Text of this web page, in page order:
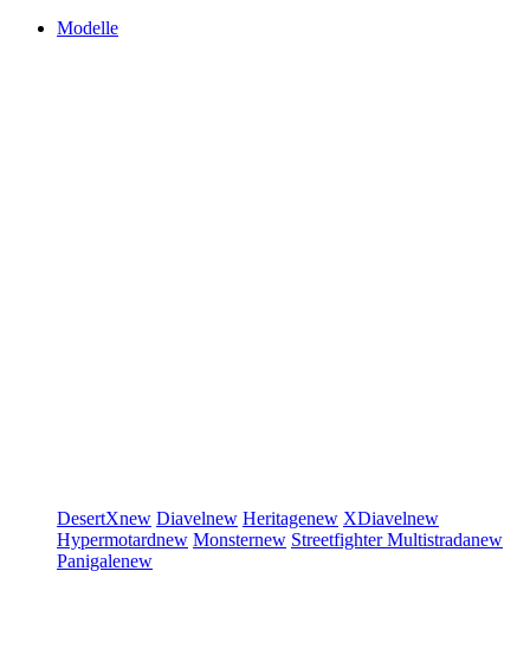
Modelle
DesertXnew Diavelnew Heritagenew XDiavelnew
Hypermotardnew Monsternew StreetfighterMultistradanew
Panigalenew